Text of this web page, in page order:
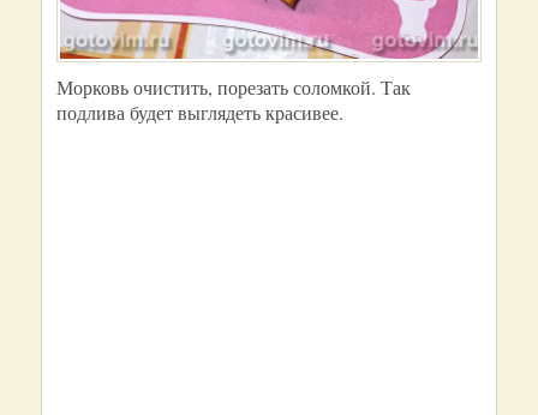
Морковь очистить, порезать соломкой. Так
подлива будет выглядеть красивее.